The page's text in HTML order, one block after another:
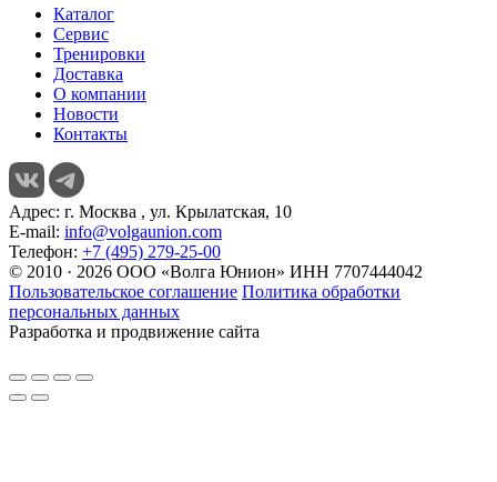
Каталог
Сервис
Тренировки
Доставка
О компании
Новости
Контакты
Адрес: г. Москва , ул. Крылатская, 10
E-mail: info@volgaunion.com
Телефон: +7 (495) 279-25-00
© 2010 · 2026 ООО «Волга Юнион» ИНН 7707444042
Пользовательское соглашение Политика обработки
персональных данных
Разработка и продвижение сайта